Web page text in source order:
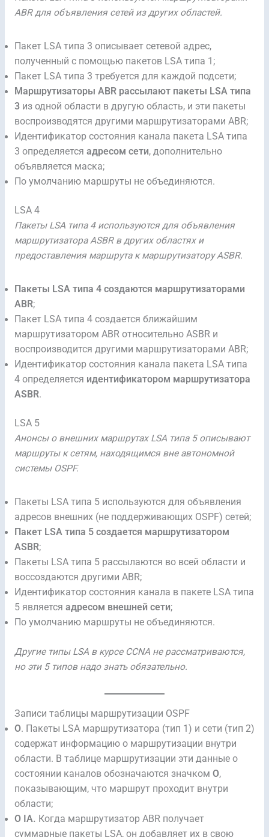
ABR для объявления сетей из других областей.
Пакет LSA типа 3 описывает сетевой адрес,
полученный с помощью пакетов LSA типа 1;
Пакет LSA типа 3 требуется для каждой подсети;
Маршрутизаторы ABR рассылают пакеты LSA типа
3из одной области в другую область, и эти пакеты
воспроизводятся другими маршрутизаторами ABR;
Идентификатор состояния канала пакета LSA типа
3 определяется адресом сети, дополнительно
объявляется маска;
По умолчанию маршруты не объединяются.
LSA 4
Пакеты LSA типа 4 используются для объявления
маршрутизатора ASBR в других областях и
предоставления маршрута к маршрутизатору ASBR.
Пакеты LSA типа 4 создаются маршрутизаторами
ABR;
Пакет LSA типа 4 создается ближайшим
маршрутизатором ABR относительно ASBR и
воспроизводится другими маршрутизаторами ABR;
Идентификатор состояния канала пакета LSA типа
4 определяется идентификатором маршрутизатора
ASBR.
LSA 5
Анонсы о внешних маршрутах LSA типа 5 описывают
маршруты к сетям, находящимся вне автономной
системы OSPF.
Пакеты LSA типа 5 используются для объявления
адресов внешних (не поддерживающих OSPF) сетей;
Пакет LSA типа 5 создается маршрутизатором
ASBR;
Пакеты LSA типа 5 рассылаются во всей области и
воссоздаются другими ABR;
Идентификатор состояния канала в пакете LSA типа
5 является адресом внешней сети;
По умолчанию маршруты не объединяются.
Другие типы LSA в курсе CCNA не рассматриваются,
но эти 5 типов надо знaть обязательно.
Записи таблицы маршрутизации OSPF
O. Пакеты LSA маршрутизатора (тип 1) и сети (тип 2)
содержат информацию о маршрутизации внутри
области. В таблице маршрутизации эти данные о
состоянии каналов обозначаются значком O,
показывающим, что маршрут проходит внутри
области;
O IA. Когда маршрутизатор ABR получает
суммарные пакеты LSA, он добавляет их в свою